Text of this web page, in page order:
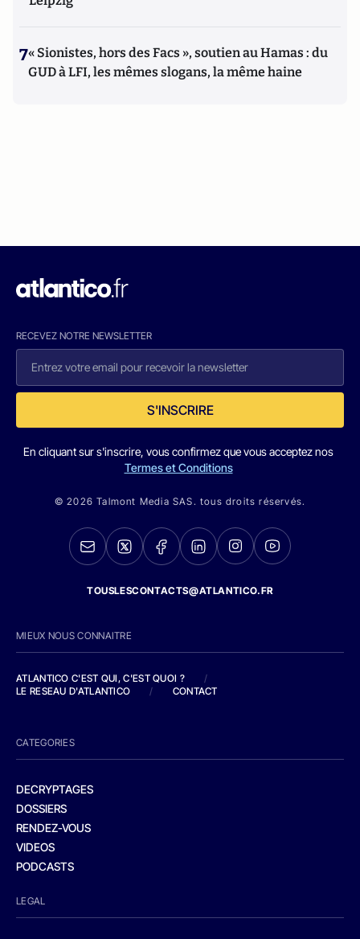
7« Sionistes, hors des Facs », soutien au Hamas : du
GUD à LFI, les mêmes slogans, la même haine
RECEVEZ NOTRE NEWSLETTER
S'INSCRIRE
En cliquant sur s'inscrire, vous confirmez que vous acceptez nos
Termes et Conditions
© 2026 Talmont Media SAS. tous droits réservés.
TOUSLESCONTACTS@ATLANTICO.FR
MIEUX NOUS CONNAITRE
ATLANTICO C'EST QUI, C'EST QUOI ?
/
LE RESEAU D'ATLANTICO
/ CONTACT
CATEGORIES
DECRYPTAGES
DOSSIERS
RENDEZ-VOUS
VIDEOS
PODCASTS
LEGAL